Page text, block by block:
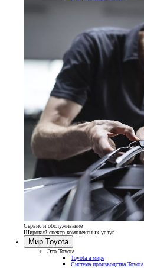
Сервис и обслуживание
Широкий спектр комплексных услуг
Мир Toyota
Это Toyota
Toyota а мире
Система производства Toyota